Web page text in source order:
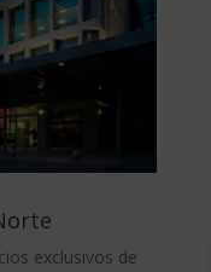
exclusivos de